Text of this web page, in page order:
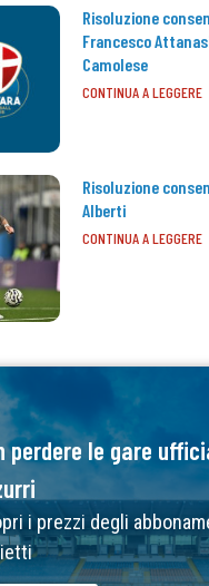
Risoluzione
Francesco
Camolese
CONTINUA A LEGGERE
Risoluzione
Alberti
CONTINUA A LEGGERE
perdere le gare
i prezzi degli